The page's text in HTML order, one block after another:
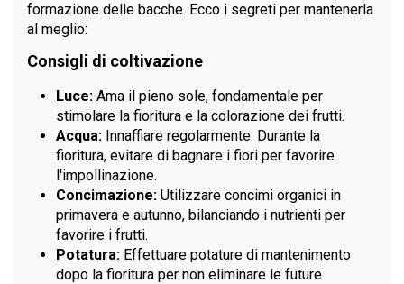
formazione delle bacche. Ecco i segreti per mantenerla
al meglio:
Consigli di coltivazione
Luce: Ama il pieno sole, fondamentale per
stimolare la fioritura e la colorazione dei frutti.
Acqua: Innaffiare regolarmente. Durante la
fioritura, evitare di bagnare i fiori per favorire
l'impollinazione.
Concimazione: Utilizzare concimi organici in
primavera e autunno, bilanciando i nutrienti per
favorire i frutti.
Potatura: Effettuare potature di mantenimento
dopo la fioritura per non eliminare le future